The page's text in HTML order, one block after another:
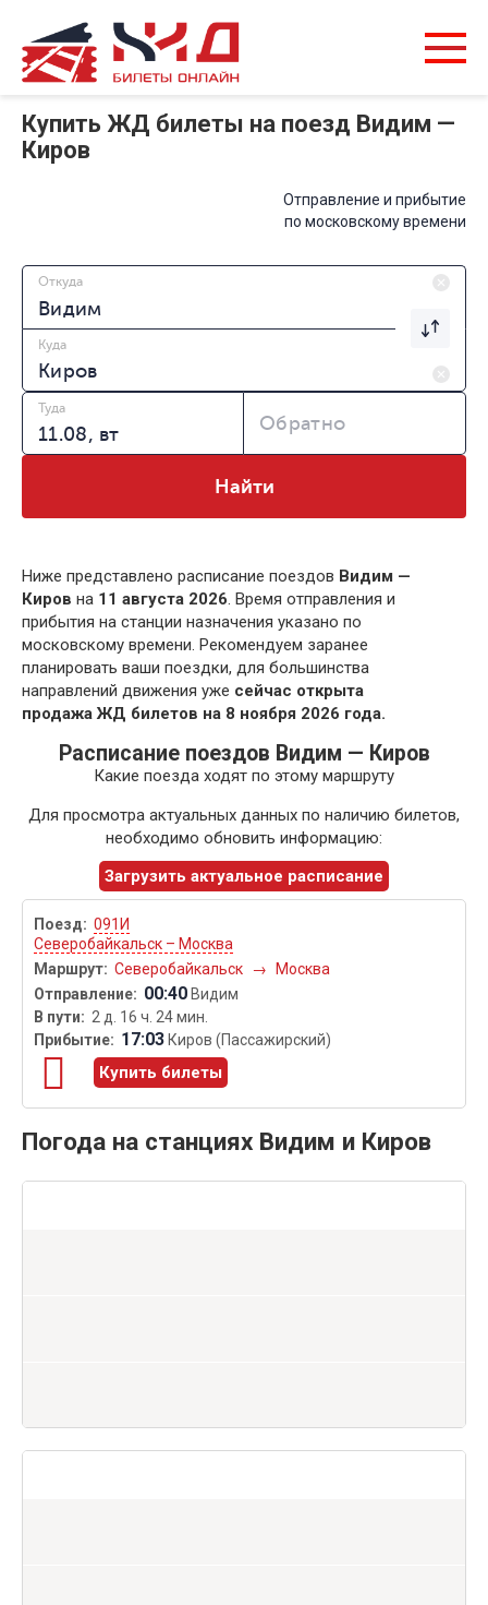
Купить ЖД билеты на поезд Видим —
Киров
Отправление и прибытие
по московскому времени
Откуда
Куда
Туда
Обратно
Найти
Ниже представлено расписание поездов Видим —
Киров на 11 августа 2026. Время отправления и
прибытия на станции назначения указано по
московскому времени. Рекомендуем заранее
планировать ваши поездки, для большинства
направлений движения уже сейчас открыта
продажа ЖД билетов на 8 ноября 2026 года.
Расписание поездов Видим — Киров
Какие поезда ходят по этому маршруту
Для просмотра актуальных данных по наличию билетов,
необходимо обновить информацию:
Загрузить актуальное расписание
091И
Северобайкальск – Москва
Северобайкальск
→ Москва
00:40 Видим
2 д. 16 ч. 24 мин.
17:03 Киров (Пассажирский)
Купить билеты
Погода на станциях Видим и Киров